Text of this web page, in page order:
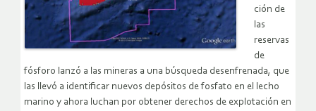
ción de
las
reservas
de
fósforo lanzó a las mineras a una búsqueda desenfrenada, que
las llevó a identificar nuevos depósitos de fosfato en el lecho
marino y ahora luchan por obtener derechos de explotación en